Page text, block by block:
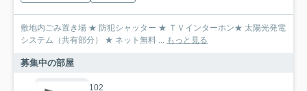
敷地内ごみ置き場 ★ 防犯シャッター ★ ＴＶインターホン★ 太陽光発電
システム（共有部分） ★ ネット無料 ... もっと見る
募集中の部屋
102